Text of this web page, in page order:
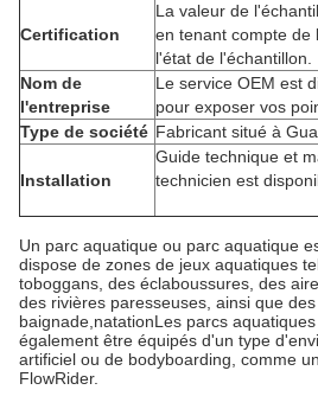
Certification
La valeur de
en tenant compte de
l'état de l'échantillon.
Nom de
l'entreprise
Le service OEM est
pour exposer vos
Type de société Fabricant situé à
Installation
Guide technique et
technicien est
Un parc aquatique ou parc aquatique
dispose de zones de jeux aquatiques
toboggans, des éclaboussures, des
des rivières paresseuses, ainsi que
baignade,natationLes parcs
également être équipés d'un type
artificiel ou de bodyboarding, comme
FlowRider.